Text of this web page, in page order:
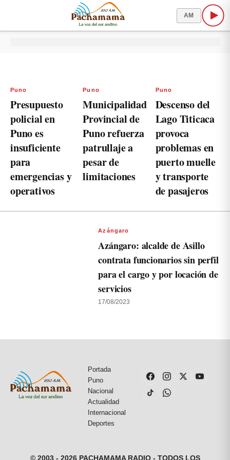
AM
Puno
Presupuesto
policial en
Puno es
insuficiente
para
emergencias y
operativos
Puno
Municipalidad
Provincial de
Puno refuerza
patrullaje a
pesar de
limitaciones
Puno
Descenso del
Lago Titicaca
provoca
problemas en
puerto muelle
y transporte
de pasajeros
Azángaro
Azángaro: alcalde de Asillo
contrata funcionarios sin perfil
para el cargo y por locación de
servicios
17/08/2023
Portada
Puno
Nacional
Actualidad
Internacional
Deportes
© 2003 - 2026 PACHAMAMA RADIO - TODOS LOS